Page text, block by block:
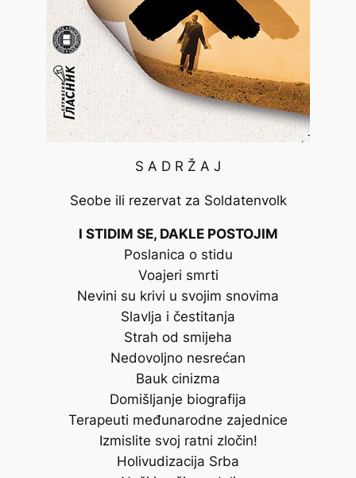
S A D R Ž A J
Seobe ili rezervat za Soldatenvolk
I STIDIM SE, DAKLE POSTOJIM
Poslanica o stidu
Voajeri smrti
Nevini su krivi u svojim snovima
Slavlja i čestitanja
Strah od smijeha
Nedovoljno nesrećan
Bauk cinizma
Domišljanje biografija
Terapeuti međunarodne zajednice
Izmislite svoj ratni zločin!
Holivudizacija Srba